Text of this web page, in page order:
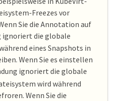
Freezes vor
Sie die Annotation auf
ignoriert die globale
eines Snapshots in
Wenn Sie es einstellen
ignoriert die globale
wird während
Wenn Sie die